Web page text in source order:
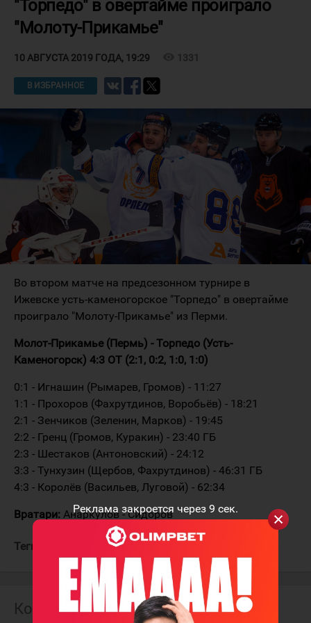
Реклама закроется через 9 сек.
"Торпедо" в овертайме проиграло
"Молоту-Прикамье"
10 АВГУСТА 2019 ГОДА, 19:29 1331
В ИЗБРАННОЕ
Во втором матче на предсезонном турнире в
Ижевске усть-каменогорское "Торпедо" в овертайме
проиграло "Молоту-Прикамье" из Перми.
Молот-Прикамье (Пермь) - Торпедо (Усть-
Каменогорск) 4:3 ОТ (2:1, 0:2, 1:0, 1:0)
0:1 - Игнашин (Рымарев, Громов) - 11:27
1:1 - Прохоров (Фахрутдинов, Воробьёв) - 18:21
2:1 - Зенчиков (Зеленин, Марков) - 19:45
2:2 - Гренц (Громов, Куракин) - 23:40 ГБ
2:3 - Шестаков (Антоновский) - 24:12
3:3 - Тунхузин (Щербов, Фахрутдинов) - 46:31 ГБ
4:3 - Королёв (Васильев, Луговой) - 62:34
Вратари: Анаркулов - Сидоров
Теги: Молот-Прикамье
Комментарии